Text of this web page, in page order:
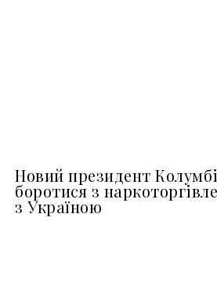
Новий президент
боротися з
з Україною